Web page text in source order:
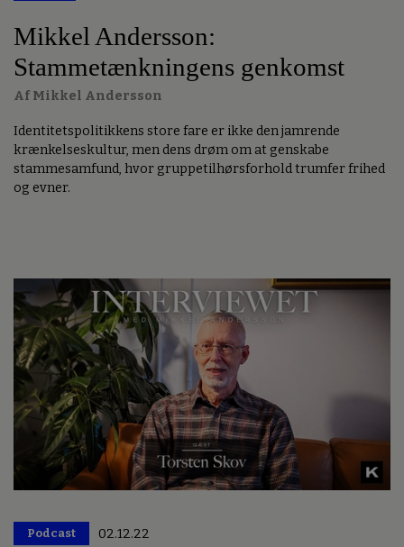
Mikkel Andersson:
Stammetænkningens genkomst
Af Mikkel Andersson
Identitetspolitikkens store fare er ikke den jamrende
krænkelseskultur, men dens drøm om at genskabe
stammesamfund, hvor gruppetilhørsforhold trumfer frihed
og evner.
Podcast 02.12.22